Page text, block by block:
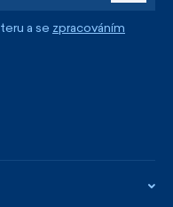
a se zpracováním